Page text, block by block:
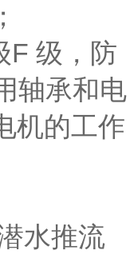
F 级，防
轴承和电
机的工作
水推流